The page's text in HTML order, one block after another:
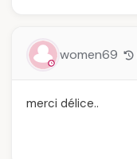
women69
merci délice..